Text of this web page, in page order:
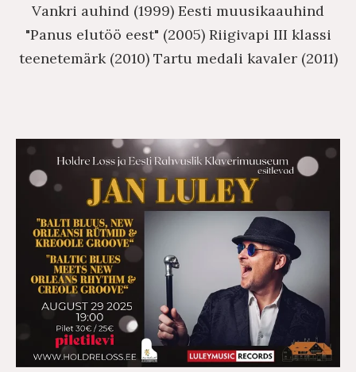
Vankri auhind (1999) Eesti muusikaauhind
"Panus elutöö eest" (2005) Riigivapi III klassi
teenetemärk (2010) Tartu medali kavaler (2011)